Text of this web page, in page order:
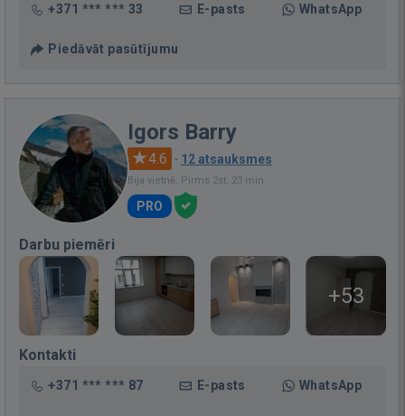
+371 *** *** 33 E-pasts WhatsApp
Piedāvāt pasūtījumu
Igors Barry
4.6 · 12 atsauksmes
Bija vietnē: Pirms 2st. 23 min.
PRO
Darbu piemēri
+53
Kontakti
+371 *** *** 87 E-pasts WhatsApp